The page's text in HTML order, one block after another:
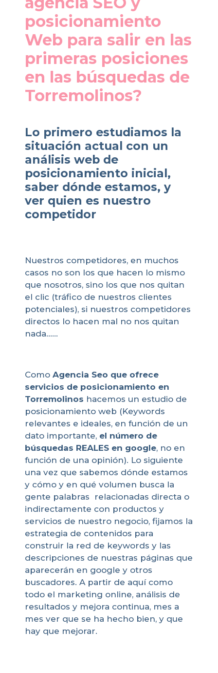
posicionamiento
Web para salir en las
primeras posiciones
en las búsquedas de
Torremolinos?
Lo primero estudiamos la
situación actual con un
análisis web de
posicionamiento inicial,
saber dónde estamos, y
ver quien es nuestro
competidor
Nuestros competidores, en muchos
casos no son los que hacen lo mismo
que nosotros, sino los que nos quitan
el clic (tráfico de nuestros clientes
potenciales), si nuestros competidores
directos lo hacen mal no nos quitan
nada……
Como Agencia Seo que ofrece
servicios de posicionamiento en
Torremolinos hacemos un estudio de
posicionamiento web (Keywords
relevantes e ideales, en función de un
dato importante, el número de
búsquedas REALES en google, no en
función de una opinión). Lo siguiente
una vez que sabemos dónde estamos
y cómo y en qué volumen busca la
gente palabras relacionadas directa o
indirectamente con productos y
servicios de nuestro negocio, fijamos la
estrategia de contenidos para
construir la red de keywords y las
descripciones de nuestras páginas que
aparecerán en google y otros
buscadores. A partir de aquí como
todo el marketing online, análisis de
resultados y mejora continua, mes a
mes ver que se ha hecho bien, y que
hay que mejorar.